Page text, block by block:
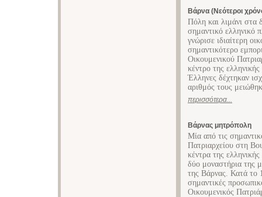
Βάρνα (Νεότεροι
Πόλη και λιμάνι στα
σημαντικό ελληνικό
γνώρισε ιδιαίτερη
σημαντικότερο
Οικουμενικού
κέντρο της
Έλληνες δέχτηκαν
αριθμός τους
περισσότερα...
Βάρνας μητρόπολη
Μία από τις
Πατριαρχείου στη
κέντρα της
δύο μοναστήρια της
της Βάρνας. Κατά το
σημαντικές
Οικουμενικός